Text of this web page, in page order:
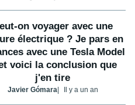
on voyager avec une
électrique ? Je pars en
avec une Tesla Model
voici la conclusion que
j'en tire
Javier Gómara Il y a un an